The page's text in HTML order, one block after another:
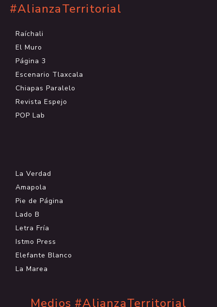
#AlianzaTerritorial
Raíchali
El Muro
Página 3
Escenario Tlaxcala
Chiapas Paralelo
Revista Espejo
POP Lab
La Verdad
Amapola
Pie de Página
Lado B
Letra Fría
Istmo Press
Elefante Blanco
La Marea
Medios #AlianzaTerritorial